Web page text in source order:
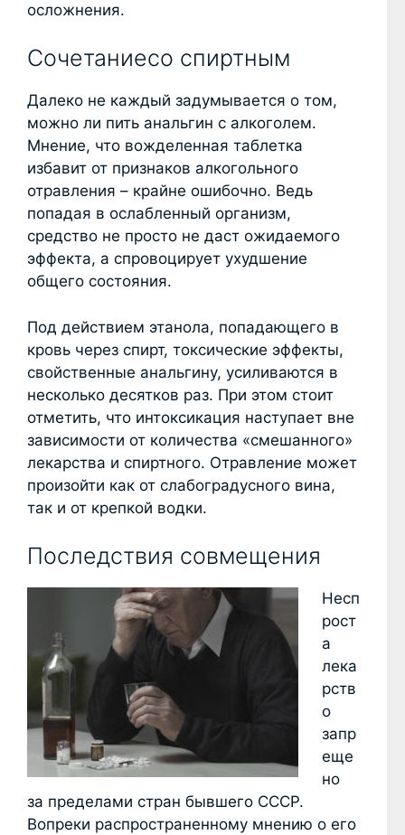
осложнения.
Сочетаниесо спиртным
Далеко не каждый задумывается о том,
можно ли пить анальгин с алкоголем.
Мнение, что вожделенная таблетка
избавит от признаков алкогольного
отравления – крайне ошибочно. Ведь
попадая в ослабленный организм,
средство не просто не даст ожидаемого
эффекта, а спровоцирует ухудшение
общего состояния.
Под действием этанола, попадающего в
кровь через спирт, токсические эффекты,
свойственные анальгину, усиливаются в
несколько десятков раз. При этом стоит
отметить, что интоксикация наступает вне
зависимости от количества «смешанного»
лекарства и спиртного. Отравление может
произойти как от слабоградусного вина,
так и от крепкой водки.
Последствия совмещения
Несп
рост
а
лека
рств
о
запр
еще
но
за пределами стран бывшего СССР.
Вопреки распространенному мнению о его